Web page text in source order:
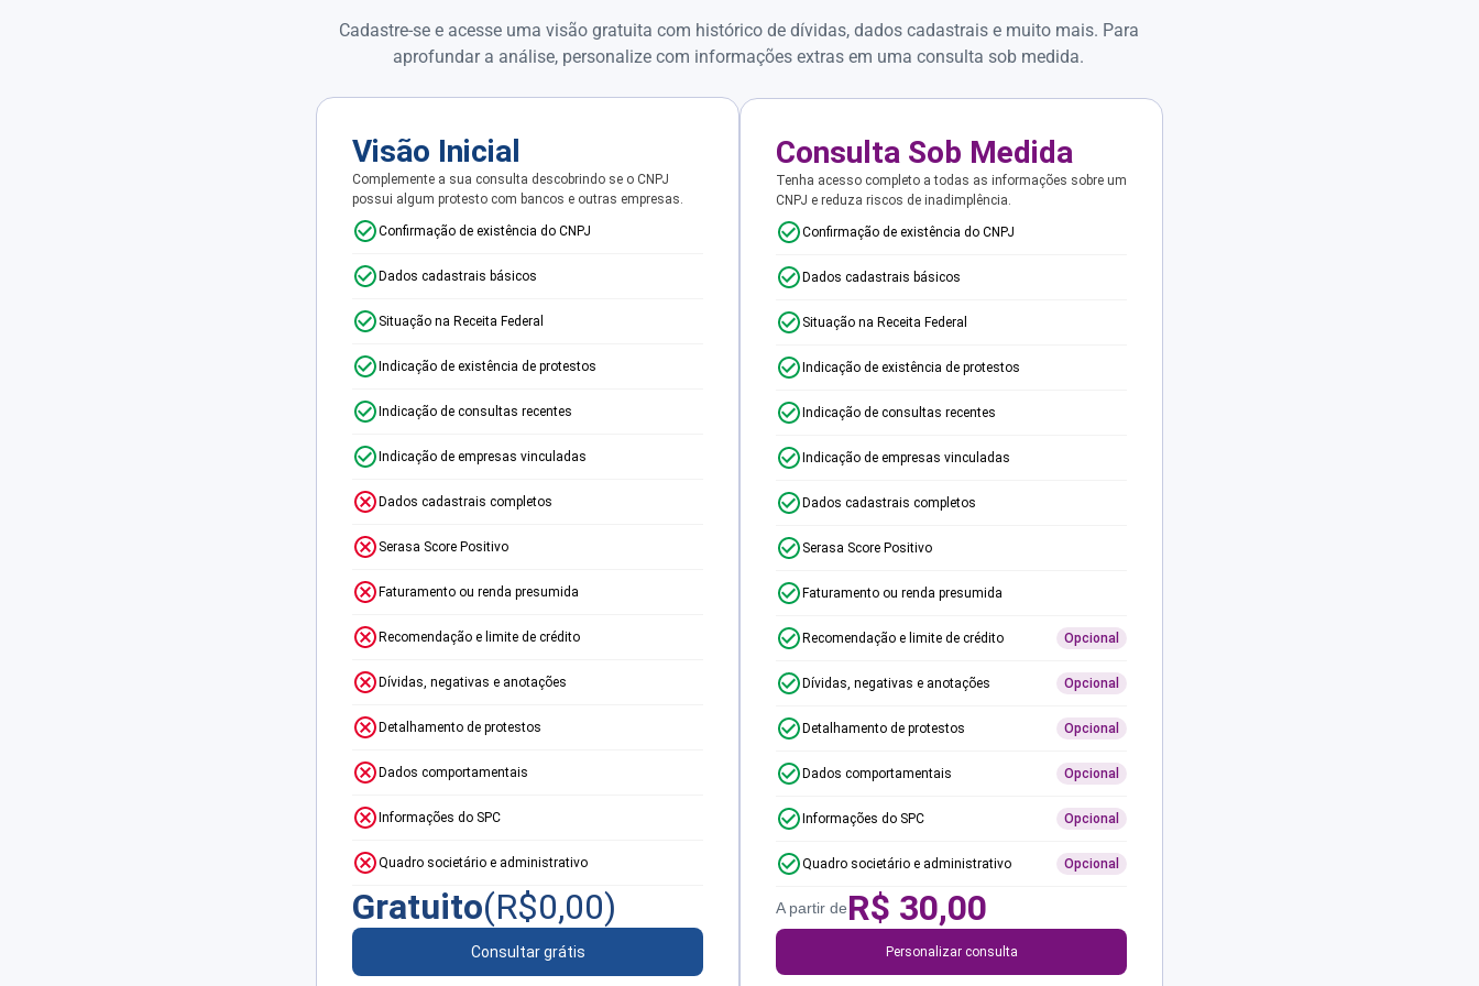
Cadastre-se e acesse uma visão gratuita com histórico de dívidas, dados cadastrais e muito mais. Para
aprofundar a análise, personalize com informações extras em uma consulta sob medida.
Visão Inicial
Complemente a sua consulta descobrindo se o CNPJ
possui algum protesto com bancos e outras empresas.
Confirmação de existência do CNPJ
Dados cadastrais básicos
Situação na Receita Federal
Indicação de existência de protestos
Indicação de consultas recentes
Indicação de empresas vinculadas
Dados cadastrais completos
Serasa Score Positivo
Faturamento ou renda presumida
Recomendação e limite de crédito
Dívidas, negativas e anotações
Detalhamento de protestos
Dados comportamentais
Informações do SPC
Quadro societário e administrativo
Gratuito(R$0,00)
Consultar grátis
Consulta Sob Medida
Tenha acesso completo a todas as informações sobre um
CNPJ e reduza riscos de inadimplência.
Confirmação de existência do CNPJ
Dados cadastrais básicos
Situação na Receita Federal
Indicação de existência de protestos
Indicação de consultas recentes
Indicação de empresas vinculadas
Dados cadastrais completos
Serasa Score Positivo
Faturamento ou renda presumida
Recomendação e limite de crédito Opcional
Dívidas, negativas e anotações Opcional
Detalhamento de protestos Opcional
Dados comportamentais Opcional
Informações do SPC Opcional
Quadro societário e administrativo Opcional
A partir deR$ 30,00
Personalizar consulta